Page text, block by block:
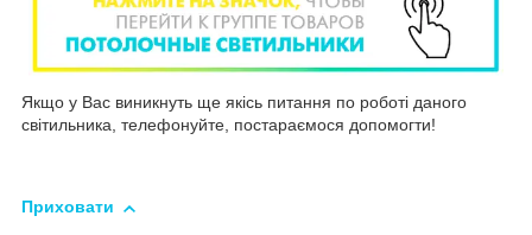
Якщо у Вас виникнуть ще якісь питання по роботі даного
світильника, телефонуйте, постараємося допомогти!
Приховати